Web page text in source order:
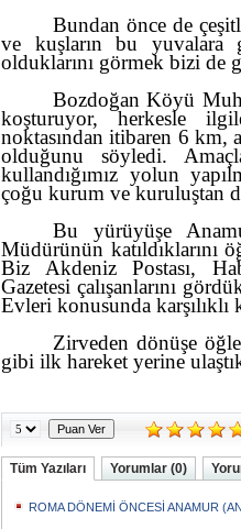
Bundan önce de
ve kuşların bu yuvalara
olduklarını görmek bizi de
Bozdoğan Köyü
koşturuyor, herkesle
noktasından itibaren 6 km,
olduğunu söyledi.
kullandığımız yolun
çoğu kurum ve kuruluştan
Bu yürüyüşe
Müdürünün katıldıklarını
Biz Akdeniz Postası,
Gazetesi çalışanlarını
Evleri konusunda karşılıklı
Zirveden dönüşe
gibi ilk hareket yerine
Tüm Yazıları Yorumlar (0)
ROMA DÖNEMİ ÖNCESİ ANAMUR